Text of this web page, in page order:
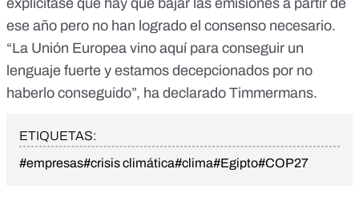
explicitase que hay que bajar las emisiones a partir de
ese año pero no han logrado el consenso necesario.
“La Unión Europea vino aquí para conseguir un
lenguaje fuerte y estamos decepcionados por no
haberlo conseguido”, ha declarado Timmermans.
ETIQUETAS:
#empresas#crisis climática#clima#Egipto#COP27